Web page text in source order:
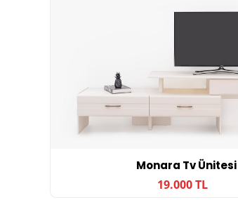
Monara Tv Ünitesi
19.000 TL